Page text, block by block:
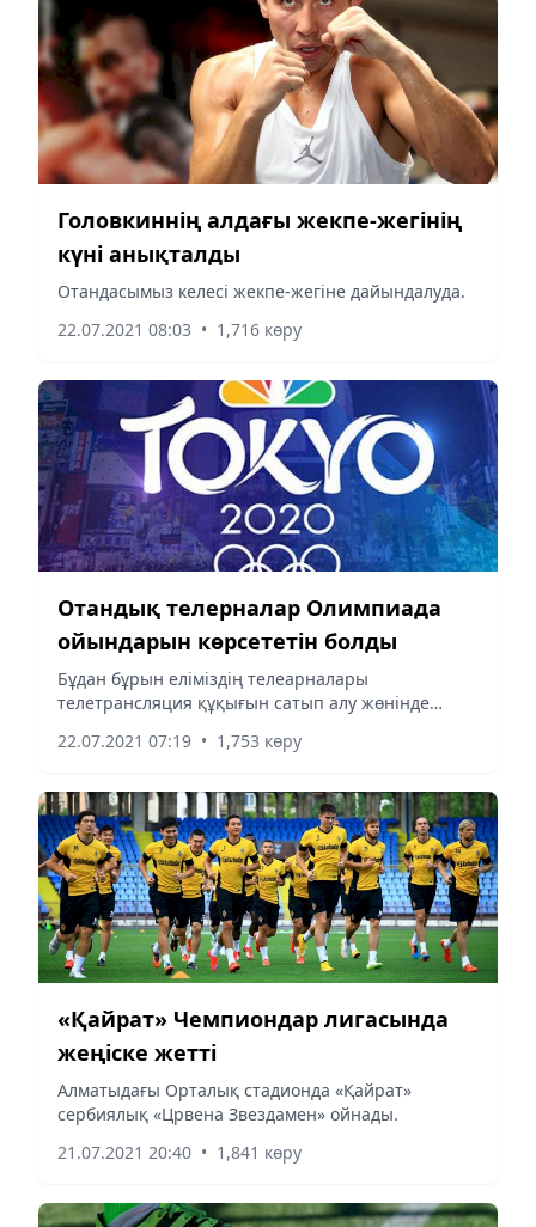
Головкиннің алдағы жекпе-жегінің
күні анықталды
Отандасымыз келесі жекпе-жегіне дайындалуда.
22.07.2021 08:03 • 1,716 көру
Отандық телерналар Олимпиада
ойындарын көрсететін болды
Бұдан бұрын еліміздің телеарналары
телетрансляция құқығын сатып алу жөнінде
хабар таратпайтынын хабарлағанбыз.
22.07.2021 07:19 • 1,753 көру
«Қайрат» Чемпиондар лигасында
жеңіске жетті
Алматыдағы Орталық стадионда «Қайрат»
сербиялық «Црвена Звездамен» ойнады.
21.07.2021 20:40 • 1,841 көру